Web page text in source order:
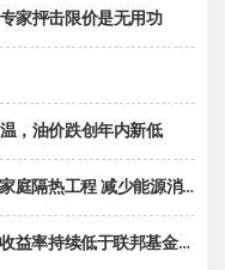
家抨击限价是无用功
，油价跌创年内新低
隔热工程 减少能源消耗
续低于联邦基金利率目标区间